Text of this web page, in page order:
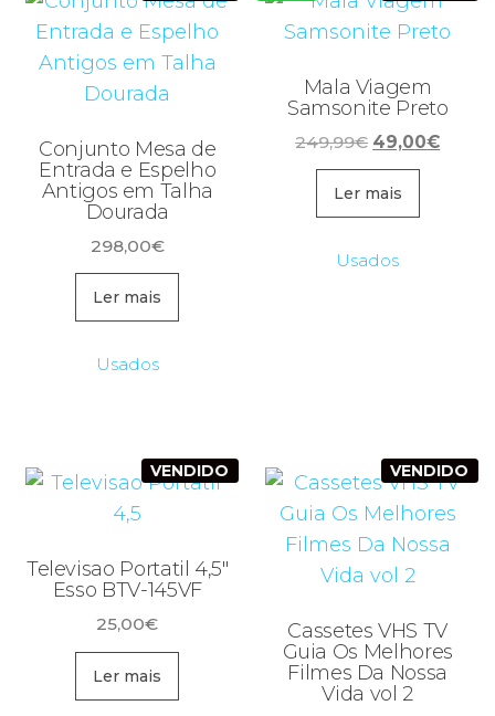
Conjunto Mesa de
Entrada e Espelho
Antigos em Talha
Dourada
298,00€
Ler mais
Usados
Mala Viagem
Samsonite Preto
249,99€ O
preço
original
era:
49,00€O
Ler mais
Usados
VENDIDO
Televisao Portatil 4,5″
Esso BTV-145VF
25,00€
Ler mais
VENDIDO
Cassetes VHS TV
Guia Os Melhores
Filmes Da Nossa
Vida vol 2